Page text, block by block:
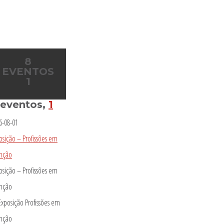
8
EVENTOS
1
1
08-01
– Profissões em
– Profissões em